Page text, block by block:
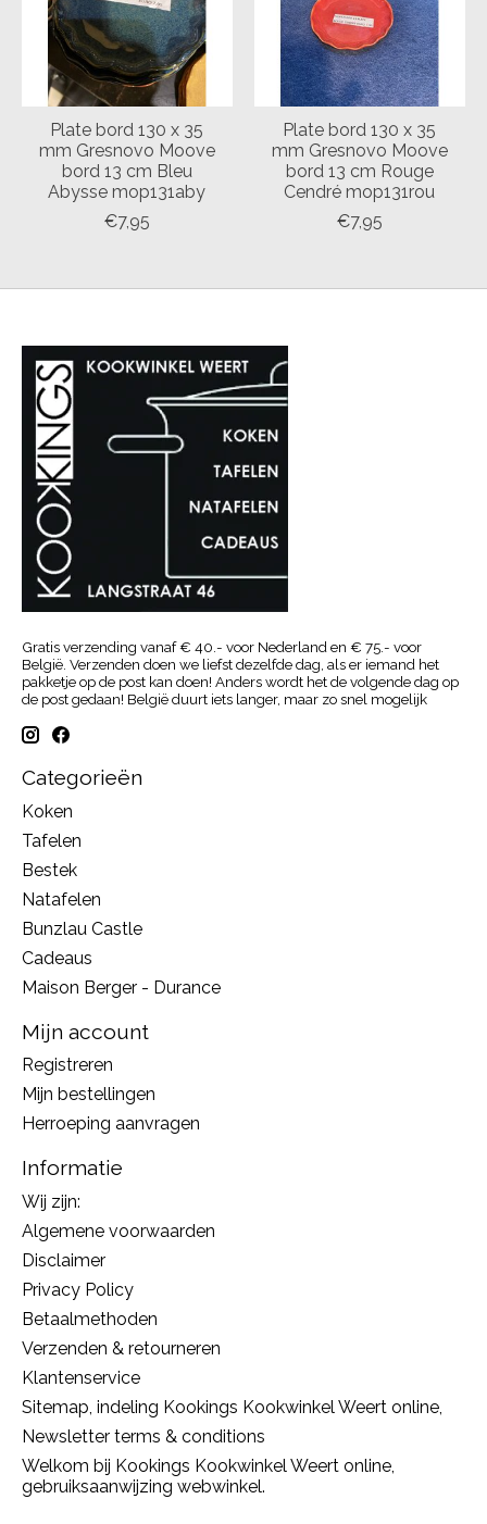
Plate bord 130 x 35
mm Gresnovo Moove
bord 13 cm Bleu
Abysse mop131aby
€7,95
Plate bord 130 x 35
mm Gresnovo Moove
bord 13 cm Rouge
Cendré mop131rou
€7,95
Gratis verzending vanaf € 40.- voor Nederland en € 75.- voor
België. Verzenden doen we liefst dezelfde dag, als er iemand het
pakketje op de post kan doen! Anders wordt het de volgende dag op
de post gedaan! België duurt iets langer, maar zo snel mogelijk
Categorieën
Koken
Tafelen
Bestek
Natafelen
Bunzlau Castle
Cadeaus
Maison Berger - Durance
Mijn account
Registreren
Mijn bestellingen
Herroeping aanvragen
Informatie
Wij zijn:
Algemene voorwaarden
Disclaimer
Privacy Policy
Betaalmethoden
Verzenden & retourneren
Klantenservice
Sitemap, indeling Kookings Kookwinkel Weert online,
Newsletter terms & conditions
Welkom bij Kookings Kookwinkel Weert online,
gebruiksaanwijzing webwinkel.